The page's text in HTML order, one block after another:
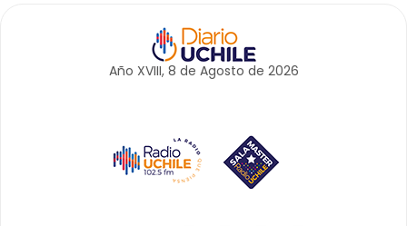
Año XVIII, 8 de Agosto de 2026